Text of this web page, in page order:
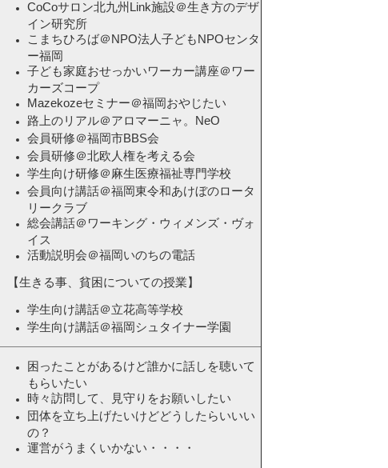
CoCoサロン北九州Link施設＠生き方のデザ
イン研究所
こまちひろば＠NPO法人子どもNPOセンタ
ー福岡
子ども家庭おせっかいワーカー講座＠ワー
カーズコープ
Mazekozeセミナー＠福岡おやじたい
路上のリアル＠アロマーニャ。NeO
会員研修＠福岡市BBS会
会員研修＠北欧人権を考える会
学生向け研修＠麻生医療福祉専門学校
会員向け講話＠福岡東令和あけぼのロータ
リークラブ
総会講話＠ワーキング・ウィメンズ・ヴォ
イス
活動説明会＠福岡いのちの電話
【生きる事、貧困についての授業】
学生向け講話＠立花高等学校
学生向け講話＠福岡シュタイナー学園
困ったことがあるけど誰かに話しを聴いて
もらいたい
時々訪問して、見守りをお願いしたい
団体を立ち上げたいけどどうしたらいいい
の？
運営がうまくいかない・・・・